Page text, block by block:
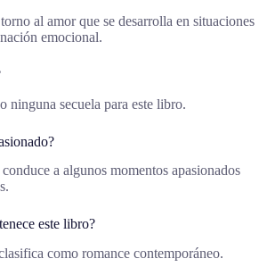
al amor que se desarrolla en situaciones
emocional.
ninguna secuela para este libro.
a algunos momentos apasionados
este libro?
como romance contemporáneo.